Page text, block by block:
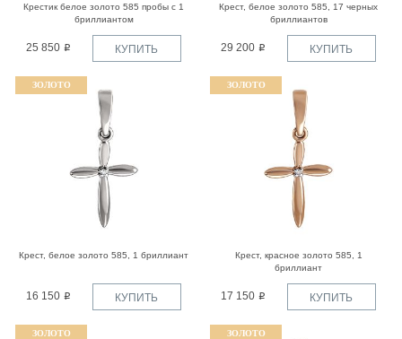
Крестик белое золото 585 пробы с 1
бриллиантом
25 850 КУПИТЬ
Крест, белое золото 585, 17 черных
бриллиантов
29 200 КУПИТЬ
ЗОЛОТО
Крест, белое золото 585, 1 бриллиант
16 150 КУПИТЬ
ЗОЛОТО
Крест, красное золото 585, 1
бриллиант
17 150 КУПИТЬ
ЗОЛОТО ЗОЛОТО